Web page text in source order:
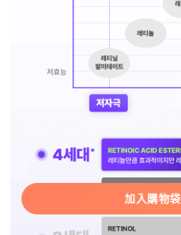
加入購物袋